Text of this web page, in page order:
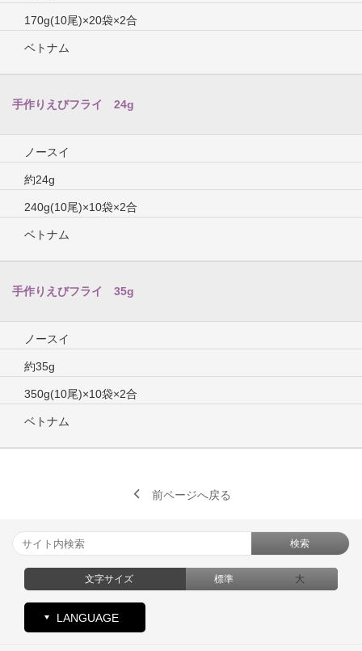
170g(10尾)×20袋×2合
ベトナム
手作りえびフライ 24g
ノースイ
約24g
240g(10尾)×10袋×2合
ベトナム
手作りえびフライ 35g
ノースイ
約35g
350g(10尾)×10袋×2合
ベトナム
前ページへ戻る
検索
文字サイズ 大
標準
LANGUAGE